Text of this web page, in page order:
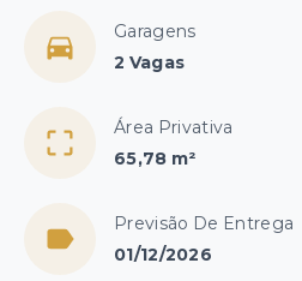
Garagens
2 Vagas
Área Privativa
65,78 m²
Previsão De Entrega
01/12/2026